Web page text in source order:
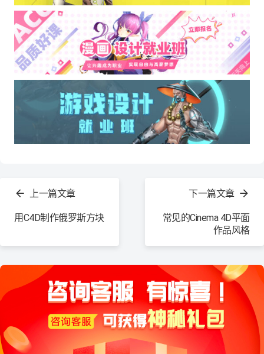
上一篇文章
用C4D制作俄罗斯方块
下一篇文章
常见的Cinema 4D平面
作品风格